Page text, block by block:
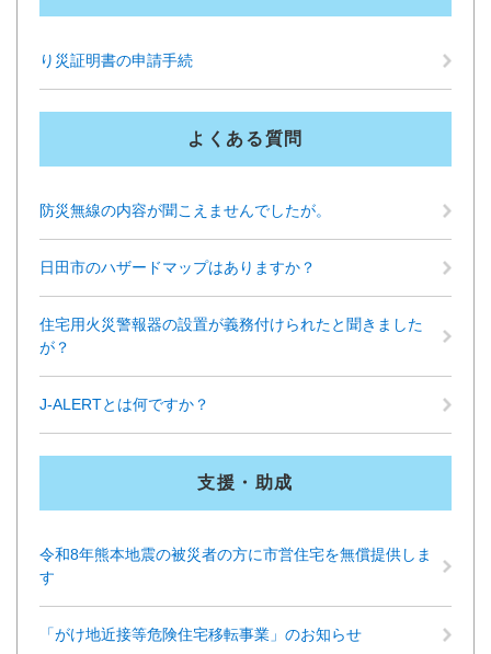
り災証明書の申請手続
よくある質問
防災無線の内容が聞こえませんでしたが。
日田市のハザードマップはありますか？
住宅用火災警報器の設置が義務付けられたと聞きました
が？
J-ALERTとは何ですか？
支援・助成
令和8年熊本地震の被災者の方に市営住宅を無償提供しま
す
「がけ地近接等危険住宅移転事業」のお知らせ